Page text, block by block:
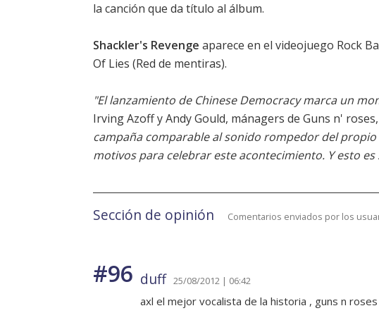
la canción que da título al álbum.
Shackler's Revenge aparece en el videojuego Rock
Of Lies (Red de mentiras).
"El lanzamiento de Chinese Democracy marca un
Irving Azoff y Andy Gould, mánagers de Guns n' roses,
campaña comparable al sonido rompedor del propio
motivos para celebrar este acontecimiento. Y esto
Sección de opinión Comentarios enviados por los
#96 duff 25/08/2012 | 06:42
axl el mejor vocalista de la historia , guns n